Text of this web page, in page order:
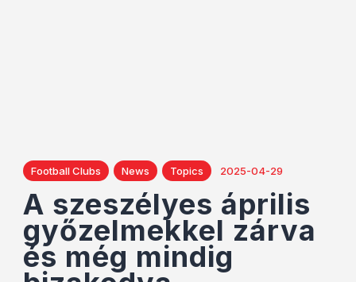
Football Clubs News Topics 2025-04-29
A szeszélyes április
győzelmekkel zárva
és még mindig